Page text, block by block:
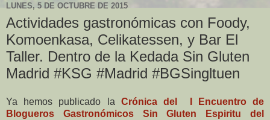
LUNES, 5 DE OCTUBRE DE 2015
Actividades gastronómicas con Foody,
Komoenkasa, Celikatessen, y Bar El
Taller. Dentro de la Kedada Sin Gluten
Madrid #KSG #Madrid #BGSingltuen
Ya hemos publicado la Crónica del I Encuentro de
Blogueros Gastronómicos Sin Gluten Espiritu del